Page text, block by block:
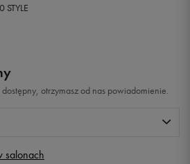
STYLE
otrzymasz od nas powiadomienie.
salonach